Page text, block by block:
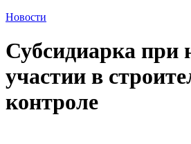
Новости
Субсидиарка при
участии в
контроле